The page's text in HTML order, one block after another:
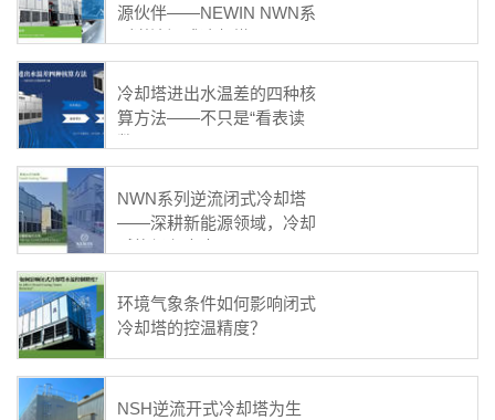
源伙伴——NEWIN NWN系
冷却塔进出水温差的四种核
算方法——不只是“看表读
NWN系列逆流闭式冷却塔
——深耕新能源领域，冷却
环境气象条件如何影响闭式
冷却塔的控温精度？
NSH逆流开式冷却塔为生